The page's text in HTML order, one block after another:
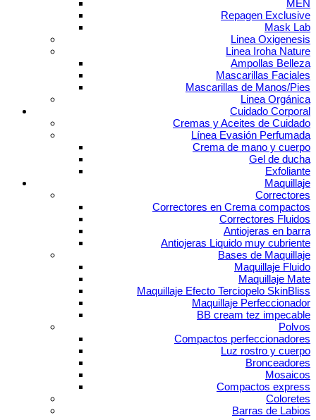
MEN
Repagen Exclusive
Mask Lab
Linea Oxigenesis
Linea Iroha Nature
Ampollas Belleza
Mascarillas Faciales
Mascarillas de Manos/Pies
Linea Orgánica
Cuidado Corporal
Cremas y Aceites de Cuidado
Línea Evasión Perfumada
Crema de mano y cuerpo
Gel de ducha
Exfoliante
Maquillaje
Correctores
Correctores en Crema compactos
Correctores Fluidos
Antiojeras en barra
Antiojeras Liquido muy cubriente
Bases de Maquillaje
Maquillaje Fluido
Maquillaje Mate
Maquillaje Efecto Terciopelo SkinBliss
Maquillaje Perfeccionador
BB cream tez impecable
Polvos
Compactos perfeccionadores
Luz rostro y cuerpo
Bronceadores
Mosaicos
Compactos express
Coloretes
Barras de Labios